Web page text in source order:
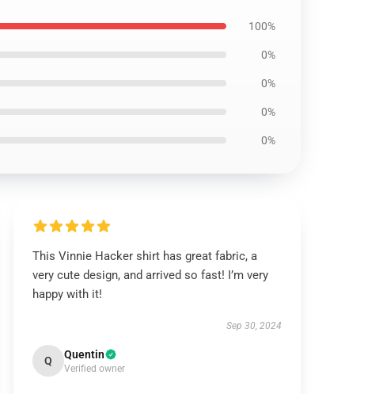
100%
0%
0%
0%
0%
This Vinnie Hacker shirt has great fabric, a
very cute design, and arrived so fast! I’m very
happy with it!
Sep 30, 2024
Q Quentin
Verified owner